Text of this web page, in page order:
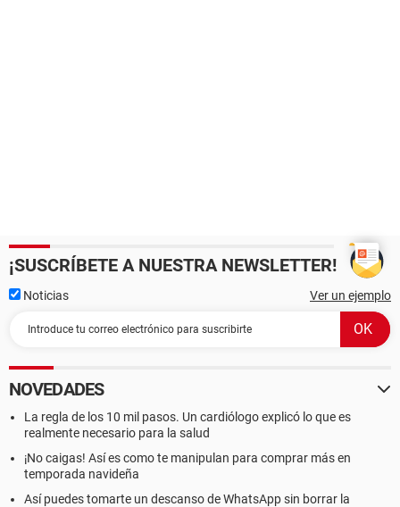
¡SUSCRÍBETE A NUESTRA NEWSLETTER!
Noticias Ver un ejemplo
NOVEDADES
La regla de los 10 mil pasos. Un cardiólogo explicó lo que es
realmente necesario para la salud
¡No caigas! Así es como te manipulan para comprar más en
temporada navideña
Así puedes tomarte un descanso de WhatsApp sin borrar la